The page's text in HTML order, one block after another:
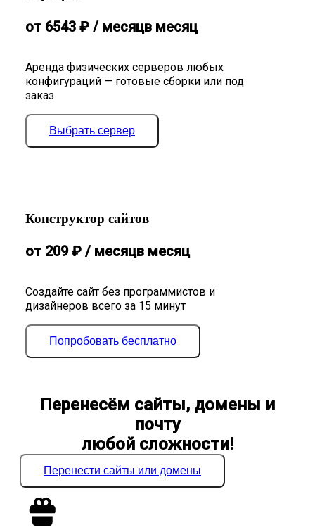
Аренда физических серверов любых
конфигураций — готовые сборки или под
заказ
от 6543 ₽ / месяцв месяц
Выбрать сервер
Конструктор сайтов
Создайте сайт без программистов и
дизайнеров всего за 15 минут
от 209₽ / месяцв месяц
Попробовать бесплатно
Перенесём сайты, домены и
почту
любой сложности!
Перенести сайты или домены